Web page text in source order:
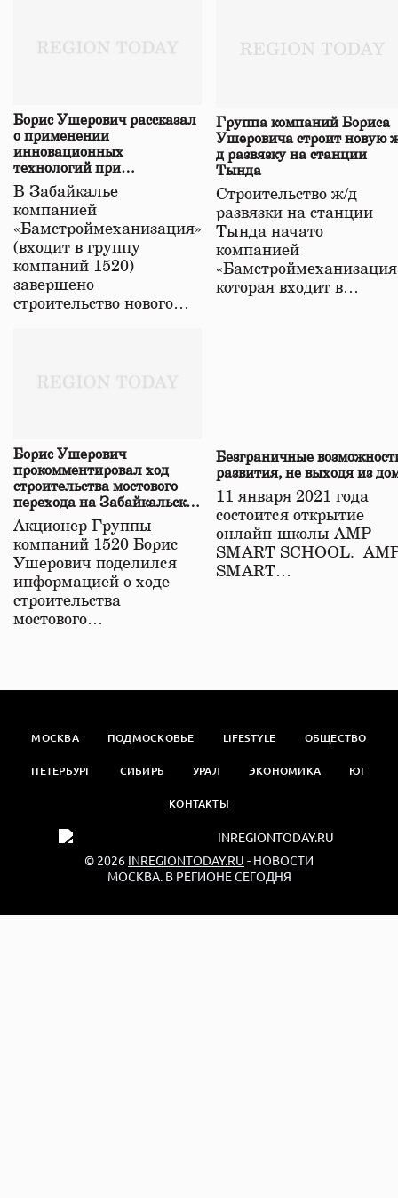
Борис Ушерович рассказал
о применении
инновационных
технологий при
строительстве нового моста
в Забайкалье
В Забайкалье
компанией
«Бамстроймеханизация»
(входит в группу
компаний 1520)
завершено
строительство нового…
Группа компаний Бориса
Ушеровича строит новую
д развязку на станции
Тында
Строительство ж/д
развязки на станции
Тында начато
компанией
которая входит в…
Борис Ушерович
прокомментировал ход
строительства мостового
перехода на Забайкальской
железной дороге
Акционер Группы
компаний 1520 Борис
Ушерович поделился
информацией о ходе
строительства
мостового…
Безграничные
развития, не выходя из
11 января 2021 года
состоится открытие
онлайн-школы АМР
SMART SCHOOL.
SMART…
МОСКВА ПОДМОСКОВЬЕ LIFESTYLE ОБЩЕСТВО
ПЕТЕРБУРГ СИБИРЬ УРАЛ ЭКОНОМИКА ЮГ
КОНТАКТЫ
© 2026 INREGIONTODAY.RU - НОВОСТИ
МОСКВА. В РЕГИОНЕ СЕГОДНЯ